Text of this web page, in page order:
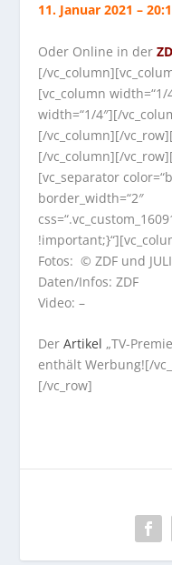
11. Januar 2021 –
Oder Online in der
[/
[vc_column
width=“1/4″][/
[/vc_column][/
[/vc_column][/
[vc_separator
border_width=“2″
Fotos: © ZDF und
Daten/Infos: ZDF
Video: –
DerArtikel „TV-
enthält Werbung![/
[/vc_row]